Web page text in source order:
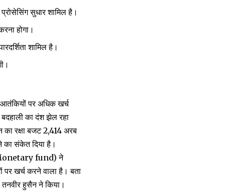
सुधार शामिल है।
होगा।
शामिल है।
पर अधिक खर्च
का दंश झेल रहा
का रक्षा बजट 2,414 अरब
का संकेत दिया है।
fund) ने
पर खर्च करने वाला है। बता
हुसैन ने किया।